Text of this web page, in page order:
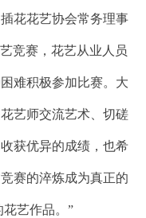
花花艺协会常务理事
竞赛，花艺从业人员
难积极参加比赛。大
艺师交流艺术、切磋
获优异的成绩，也希
赛的淬炼成为真正的
艺作品。”